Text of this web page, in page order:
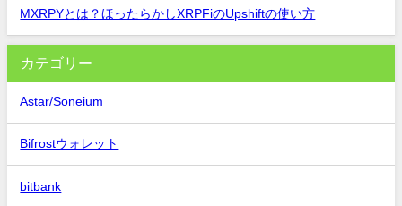
MXRPYとは？ほったらかしXRPFiのUpshiftの使い方
カテゴリー
Astar/Soneium
Bifrostウォレット
bitbank